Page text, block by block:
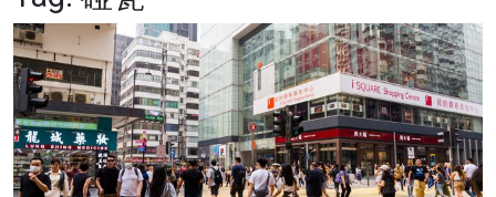
健康
商業
科技
影片